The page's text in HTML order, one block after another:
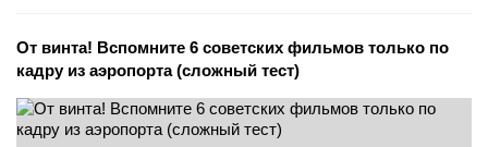
От винта! Вспомните 6 советских фильмов только по
кадру из аэропорта (сложный тест)